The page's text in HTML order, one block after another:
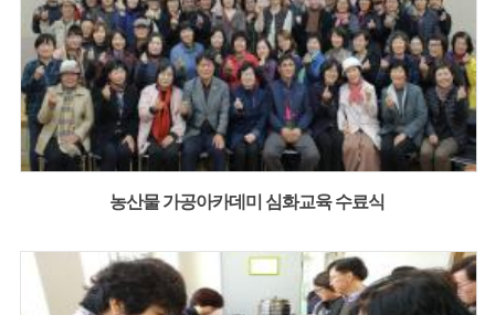
농산물 가공아카데미 심화교육 수료식